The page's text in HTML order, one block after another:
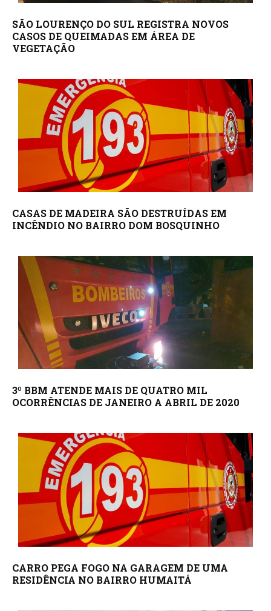
SÃO LOURENÇO DO SUL REGISTRA NOVOS
CASOS DE QUEIMADAS EM ÁREA DE
VEGETAÇÃO
CASAS DE MADEIRA SÃO DESTRUÍDAS EM
INCÊNDIO NO BAIRRO DOM BOSQUINHO
3º BBM ATENDE MAIS DE QUATRO MIL
OCORRÊNCIAS DE JANEIRO A ABRIL DE 2020
CARRO PEGA FOGO NA GARAGEM DE UMA
RESIDÊNCIA NO BAIRRO HUMAITÁ